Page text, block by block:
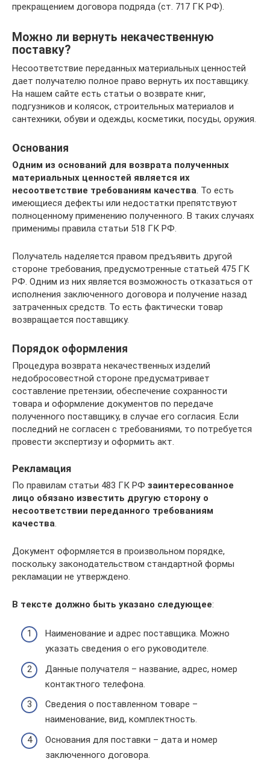
прекращением договора подряда (ст. 717 ГК РФ).
Можно ли вернуть некачественную
поставку?
Несоответствие переданных материальных ценностей
дает получателю полное право вернуть их поставщику.
На нашем сайте есть статьи о возврате книг,
подгузников и колясок, строительных материалов и
сантехники, обуви и одежды, косметики, посуды, оружия.
Основания
Одним из оснований для возврата полученных
материальных ценностей является их
несоответствие требованиям качества . То есть
имеющиеся дефекты или недостатки препятствуют
полноценному применению полученного. В таких случаях
применимы правила статьи 518 ГК РФ.
Получатель наделяется правом предъявить другой
стороне требования, предусмотренные статьей 475 ГК
РФ. Одним из них является возможность отказаться от
исполнения заключенного договора и получение назад
затраченных средств. То есть фактически товар
возвращается поставщику.
Порядок оформления
Процедура возврата некачественных изделий
недобросовестной стороне предусматривает
составление претензии, обеспечение сохранности
товара и оформление документов по передаче
полученного поставщику, в случае его согласия. Если
последний не согласен с требованиями, то потребуется
провести экспертизу и оформить акт.
Рекламация
По правилам статьи 483 ГК РФ заинтересованное
лицо обязано известить другую сторону о
несоответствии переданного требованиям
качества.
Документ оформляется в произвольном порядке,
поскольку законодательством стандартной формы
рекламации не утверждено.
В тексте должно быть указано следующее:
Наименование и адрес поставщика. Можно
указать сведения о его руководителе.
Данные получателя – название, адрес, номер
контактного телефона.
Сведения о поставленном товаре –
наименование, вид, комплектность.
Основания для поставки – дата и номер
заключенного договора.